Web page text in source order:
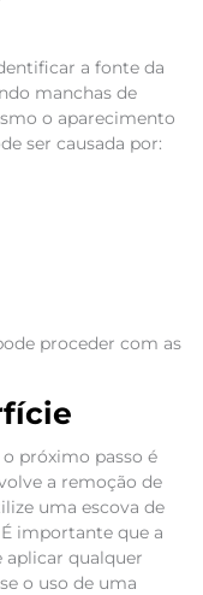
a fonte da
manchas de
o aparecimento
ser causada por:
proceder com as
próximo passo é
a remoção de
uma escova de
importante que a
aplicar qualquer
o uso de uma